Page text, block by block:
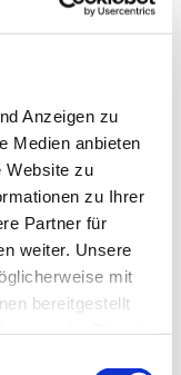
Anzeigen zu
Medien anbieten
Website zu
zu Ihrer
Partner für
weiter. Unsere
mit
bereitgestellt
toll gemacht
einen lieben
September
auch